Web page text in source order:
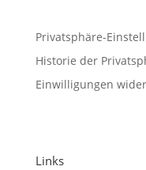
Privatsphäre-
Historie der
Einwilligungen
Links